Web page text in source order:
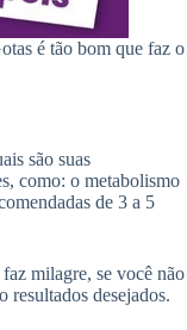
é tão bom que faz o
são suas
como: o metabolismo
de 3 a 5
milagre, se você não
resultados desejados.